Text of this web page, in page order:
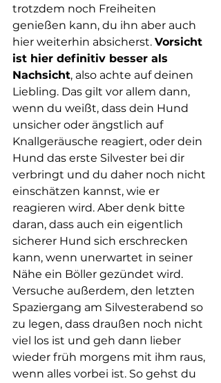
trotzdem noch Freiheiten
genießen kann, du ihn aber auch
hier weiterhin absicherst. Vorsicht
ist hier definitiv besser als
Nachsicht, also achte auf deinen
Liebling. Das gilt vor allem dann,
wenn du weißt, dass dein Hund
unsicher oder ängstlich auf
Knallgeräusche reagiert, oder dein
Hund das erste Silvester bei dir
verbringt und du daher noch nicht
einschätzen kannst, wie er
reagieren wird. Aber denk bitte
daran, dass auch ein eigentlich
sicherer Hund sich erschrecken
kann, wenn unerwartet in seiner
Nähe ein Böller gezündet wird.
Versuche außerdem, den letzten
Spaziergang am Silvesterabend so
zu legen, dass draußen noch nicht
viel los ist und geh dann lieber
wieder früh morgens mit ihm raus,
wenn alles vorbei ist. So gehst du